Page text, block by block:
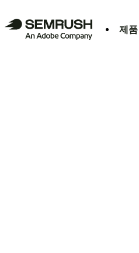
제품